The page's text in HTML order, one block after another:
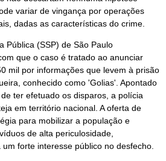
variar de vingança por operações
dadas as características do crime.
Pública (SSP) de São Paulo
que o caso é tratado ao anunciar
mil por informações que levem à prisão
conhecido como 'Golias'. Apontado
ter efetuado os disparos, a polícia
em território nacional. A oferta de
para mobilizar a população e
de alta periculosidade,
forte interesse público no desfecho.